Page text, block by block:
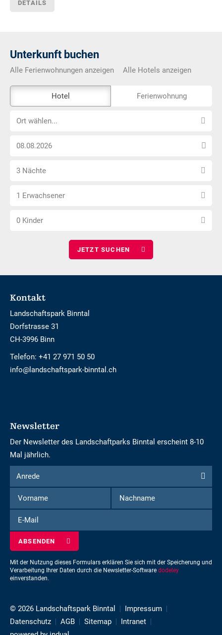
DETAILS
Unterkunft buchen
Alle Ferienwohnungen anzeigen Alle Hotels anzeigen
Externe-
Buchungstool
nicht
Hotel Ferienwohnung
OrtOrt wählen...
Anreise
wählen
Anzahl
wählen
3 Nächte
Anzahl
wählen
1 Erwachsener
Anzahl
0 Kinder
Footer
Kontakt
Landschaftspark Binntal
Dorfstrasse 31
CH-3996 Binn
Telefon: +41 27 971 50 50
info@landschaftspark-binntal.ch
Newsletter
Der Newsletter des Landschaftparks Binntal erscheint 8-10
Mal jährlich.
Formular
um
sich
für
den
einzuschreiben
Anrede
Anrede
Vorname
Nachname
Mail
Mit der Nutzung dieses Formulars erklären Sie sich mit der Speicherung und
Verarbeitung Ihrer Daten durch die Newsletter-Software dodeley
einverstanden.
© 2026 Landschaftspark Binntal
Impressum
Datenschutz
AGB Sitemap
Intranet